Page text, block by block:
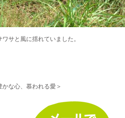
サと風に揺れていました。
心、慕われる愛＞